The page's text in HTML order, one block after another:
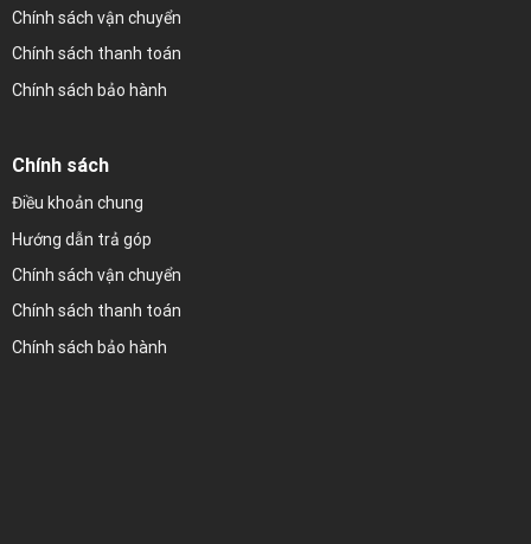
Chính sách vận chuyển
Chính sách thanh toán
Chính sách bảo hành
Chính sách
Điều khoản chung
Hướng dẫn trả góp
Chính sách vận chuyển
Chính sách thanh toán
Chính sách bảo hành